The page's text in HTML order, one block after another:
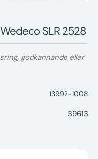
SLR 2528
godkännande eller
13992-1008
39613